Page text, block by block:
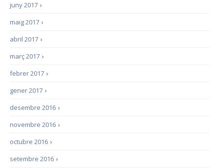
›
juny 2017
›
maig 2017
›
abril 2017
›
març 2017
›
febrer 2017
›
gener 2017
›
desembre 2016
›
novembre 2016
›
octubre 2016
›
setembre 2016